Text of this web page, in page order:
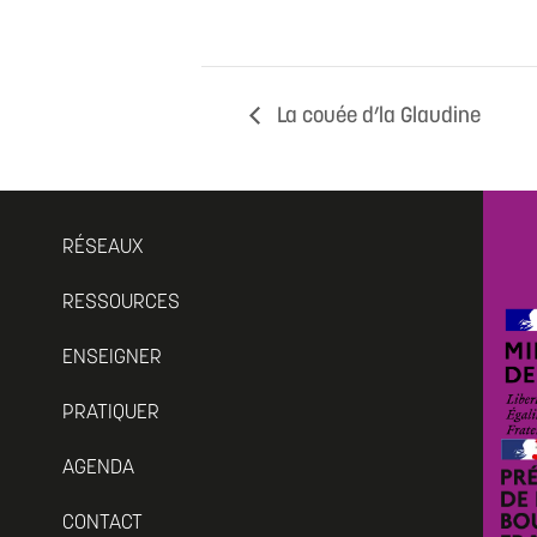
La couée d’la Glaudine
RÉSEAUX
RESSOURCES
ENSEIGNER
PRATIQUER
AGENDA
CONTACT